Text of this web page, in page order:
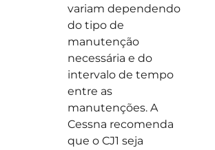
variam dependendo
do tipo de
manutenção
necessária e do
intervalo de tempo
entre as
manutenções. A
Cessna recomenda
que o CJ1 seja